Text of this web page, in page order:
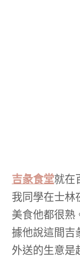
吉彖食堂就在
我同學在士林
美食他都很熟
據他說這間吉
外送的生意是